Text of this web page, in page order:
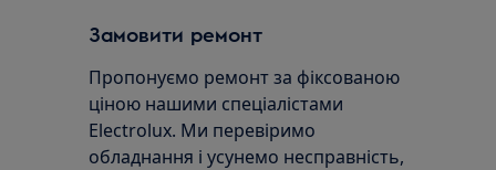
Замовити ремонт
Пропонуємо ремонт за фіксованою
ціною нашими спеціалістами
Electrolux. Ми перевіримо
обладнання і усунемо несправність,